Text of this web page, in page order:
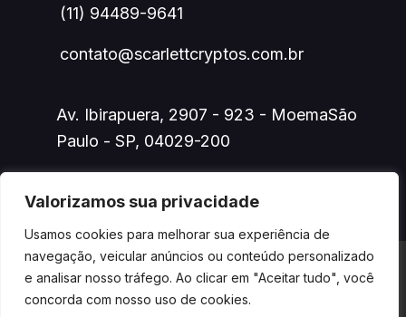
Valorizamos sua privacidade
Usamos cookies para melhorar sua experiência de
navegação, veicular anúncios ou conteúdo personalizado
e analisar nosso tráfego. Ao clicar em "Aceitar tudo", você
concorda com nosso uso de cookies.
(11) 94489-9641
contato@scarlettcryptos.com.br
Av. Ibirapuera, 2907 - 923 - MoemaSão
Paulo - SP, 04029-200
©2025 Scarlett Tecnologia e Servicos LTDA -
54.590.737/0001-30. Todos os direitos reservados.